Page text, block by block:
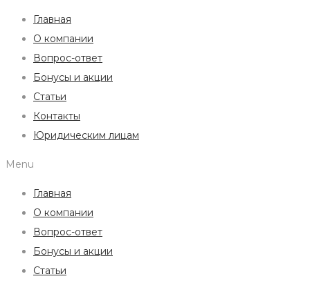
Главная
О компании
Вопрос-ответ
Бонусы и акции
Статьи
Контакты
Юридическим лицам
Menu
Главная
О компании
Вопрос-ответ
Бонусы и акции
Статьи